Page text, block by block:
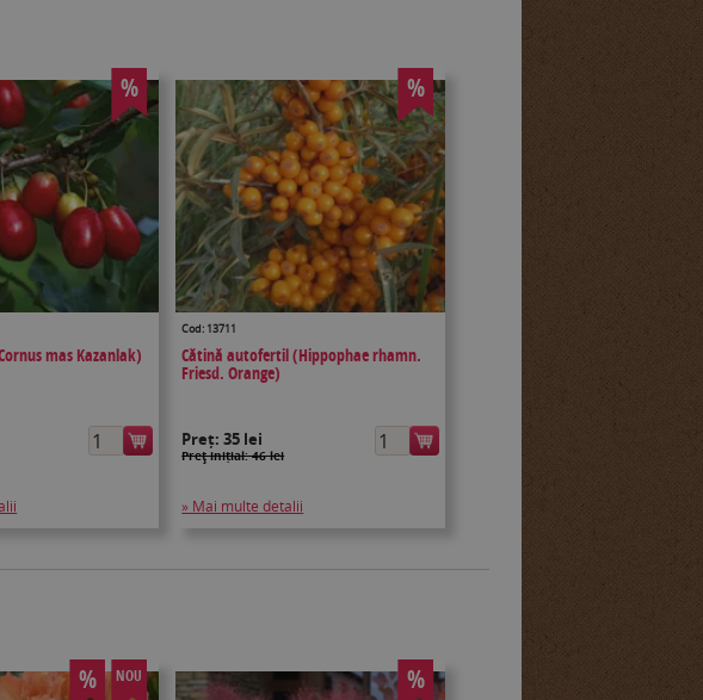
%
mas Kazanlak)
%
Cod: 13711
Cătină autofertil (Hippophae rhamn.
Friesd. Orange)
Preț:35 lei
Preţ inițial: 46 lei
» Mai multe detalii
% NOU %